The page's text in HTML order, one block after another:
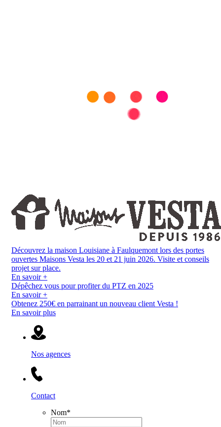
Découvrez la maison Louisiane à Faulquemont lors des portes
ouvertes Maisons Vesta les 20 et 21 juin 2026. Visite et conseils
projet sur place.
En savoir +
Dépêchez vous pour profiter du PTZ en 2025
En savoir +
Obtenez 250€ en parrainant un nouveau client Vesta !
En savoir plus
Nos agences
Contact
Nom*